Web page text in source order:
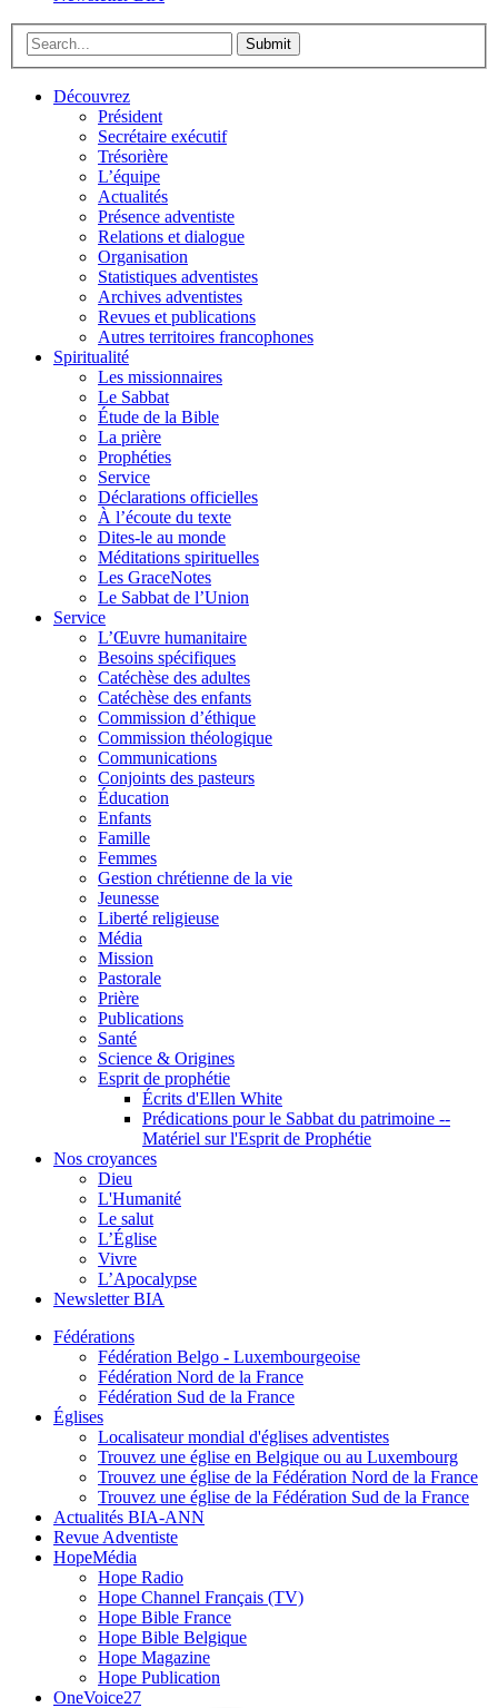
Submit
Découvrez
Président
Secrétaire exécutif
Trésorière
L’équipe
Actualités
Présence adventiste
Relations et dialogue
Organisation
Statistiques adventistes
Archives adventistes
Revues et publications
Autres territoires francophones
Spiritualité
Les missionnaires
Le Sabbat
Étude de la Bible
La prière
Prophéties
Service
Déclarations officielles
À l’écoute du texte
Dites-le au monde
Méditations spirituelles
Les GraceNotes
Le Sabbat de l’Union
Service
L’Œuvre humanitaire
Besoins spécifiques
Catéchèse des adultes
Catéchèse des enfants
Commission d’éthique
Commission théologique
Communications
Conjoints des pasteurs
Éducation
Enfants
Famille
Femmes
Gestion chrétienne de la vie
Jeunesse
Liberté religieuse
Média
Mission
Pastorale
Prière
Publications
Santé
Science & Origines
Esprit de prophétie
Écrits d'Ellen White
Prédications pour le Sabbat du patrimoine --
Matériel sur l'Esprit de Prophétie
Nos croyances
Dieu
L'Humanité
Le salut
L’Église
Vivre
L’Apocalypse
Newsletter BIA
Fédérations
Fédération Belgo - Luxembourgeoise
Fédération Nord de la France
Fédération Sud de la France
Églises
Localisateur mondial d'églises adventistes
Trouvez une église en Belgique ou au Luxembourg
Trouvez une église de la Fédération Nord de la France
Trouvez une église de la Fédération Sud de la France
Actualités BIA-ANN
Revue Adventiste
HopeMédia
Hope Radio
Hope Channel Français (TV)
Hope Bible France
Hope Bible Belgique
Hope Magazine
Hope Publication
OneVoice27